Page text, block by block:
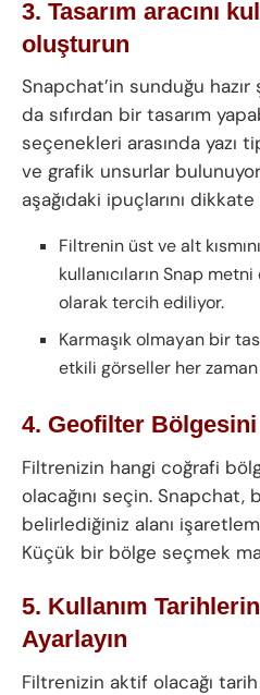
3. Tasarım aracını
oluşturun
Snapchat’in sunduğu
da sıfırdan bir tasarım
seçenekleri arasında yazı
ve grafik unsurlar
aşağıdaki ipuçlarını dikkate
Filtrenin üst ve alt
kullanıcıların Snap
olarak tercih ediliyor.
Karmaşık olmayan bir
etkili görseller her
4. Geofilter
Filtrenizin hangi coğrafi
olacağını seçin. Snapchat,
belirlediğiniz alanı
Küçük bir bölge seçmek
5. Kullanım
Ayarlayın
Filtrenizin aktif olacağı